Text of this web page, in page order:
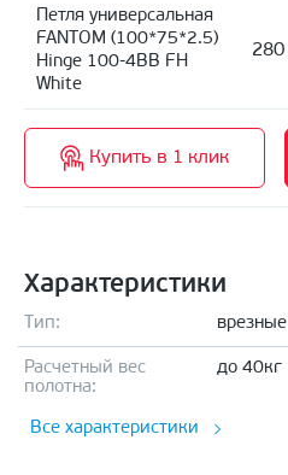
Петля универсальная
FANTOM (100*75*2.5)
Hinge 100-4BB FH
White
280
Купить в 1 клик
Характеристики
Тип: врезные
Расчетный вес
полотна:
до 40кг
Все характеристики